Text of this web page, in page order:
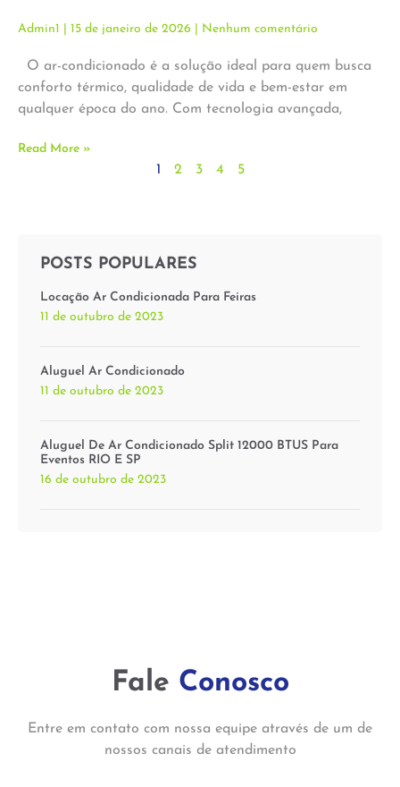
Admin1 15 de janeiro de 2026 Nenhum comentário
O ar-condicionado é a solução ideal para quem busca
conforto térmico, qualidade de vida e bem-estar em
qualquer época do ano. Com tecnologia avançada,
Read More »
1 2 3 4 5
POSTS POPULARES
Locação Ar Condicionada Para Feiras
11 de outubro de 2023
Aluguel Ar Condicionado
11 de outubro de 2023
Aluguel De Ar Condicionado Split 12000 BTUS Para
Eventos RIO E SP
16 de outubro de 2023
Fale Conosco
Entre em contato com nossa equipe através de um de
nossos canais de atendimento